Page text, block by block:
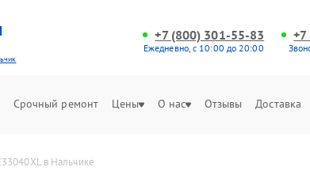
+7 (800) 301-55-83
Ежедневно, с 10:00 до 20:00
Срочный ремонт Цены О нас Отзывы Доставка
в Нальчике